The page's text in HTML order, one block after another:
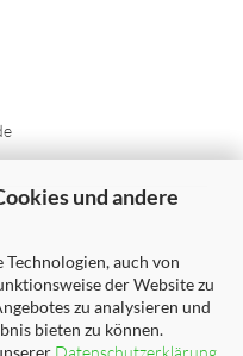
und andere
auch von
der Website zu
zu analysieren und
bieten zu können.
Datenschutzerklärung